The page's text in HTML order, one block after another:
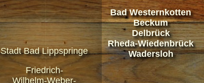
Stadt Bad Lippspringe
Friedrich-
Wilhelm-Weber-
Bad Westernkotten
Beckum
Delbrück
Rheda-Wiedenbrück
Wadersloh